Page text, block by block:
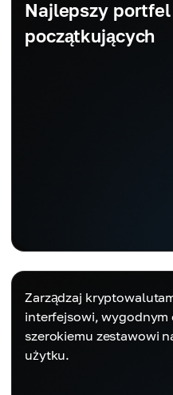
Najlepszy
początkujących
Zarządzaj
interfejsowi, wygodnym
szerokiemu zestawowi
użytku.